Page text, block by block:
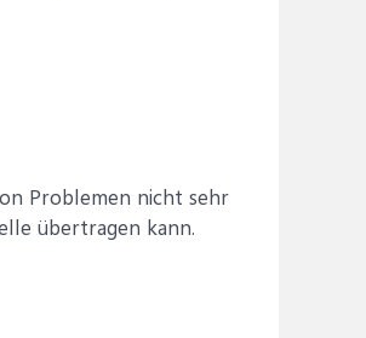
Problemen nicht sehr
übertragen kann.